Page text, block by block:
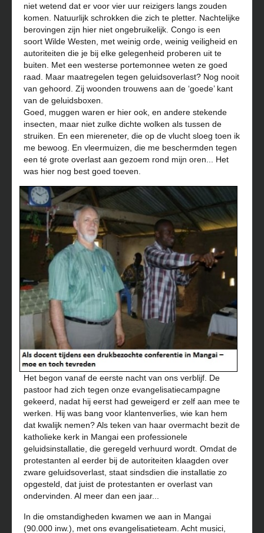
niet wetend dat er voor vier uur reizigers langs zouden
komen. Natuurlijk schrokken die zich te pletter. Nachtelijke
berovingen zijn hier niet ongebruikelijk. Congo is een
soort Wilde Westen, met weinig orde, weinig veiligheid en
autoriteiten die je bij elke gelegenheid proberen uit te
buiten. Met een westerse portemonnee weten ze goed
raad. Maar maatregelen tegen geluidsoverlast? Nog nooit
van gehoord. Zij woonden trouwens aan de ‘goede’ kant
van de geluidsboxen.
Goed, muggen waren er hier ook, en andere stekende
insecten, maar niet zulke dichte wolken als tussen de
struiken. En een miereneter, die op de vlucht sloeg toen ik
me bewoog. En vleermuizen, die me beschermden tegen
een té grote overlast aan gezoem rond mijn oren... Het
was hier nog best goed toeven.
Het begon vanaf de eerste nacht van ons verblijf. De
pastoor had zich tegen onze evangelisatiecampagne
gekeerd, nadat hij eerst had geweigerd er zelf aan mee te
werken. Hij was bang voor klantenverlies, wie kan hem
dat kwalijk nemen? Als teken van haar overmacht bezit de
katholieke kerk in Mangai een professionele
geluidsinstallatie, die geregeld verhuurd wordt. Omdat de
protestanten al eerder bij de autoriteiten klaagden over
zware geluidsoverlast, staat sindsdien die installatie zo
opgesteld, dat juist de protestanten er overlast van
ondervinden. Al meer dan een jaar...
In die omstandigheden kwamen we aan in Mangai
(90.000 inw.), met ons evangelisatieteam. Acht musici,